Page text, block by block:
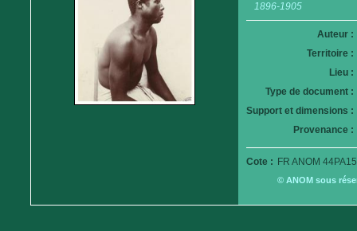
1896-1905
Auteur :
Territoire :
Lieu :
Type de document :
Support et dimensions :
Provenance :
Cote : FR ANOM
© ANOM sous